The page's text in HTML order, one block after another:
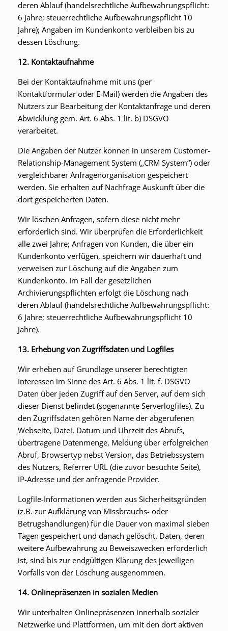
deren Ablauf (handelsrechtliche Aufbewahrungspflicht:
6 Jahre; steuerrechtliche Aufbewahrungspflicht 10
Jahre); Angaben im Kundenkonto verbleiben bis zu
dessen Löschung.
12. Kontaktaufnahme
Bei der Kontaktaufnahme mit uns (per
Kontaktformular oder E-Mail) werden die Angaben des
Nutzers zur Bearbeitung der Kontaktanfrage und deren
Abwicklung gem. Art. 6 Abs. 1 lit. b) DSGVO
verarbeitet.
Die Angaben der Nutzer können in unserem Customer-
Relationship-Management System („CRM System“) oder
vergleichbarer Anfragenorganisation gespeichert
werden. Sie erhalten auf Nachfrage Auskunft über die
dort gespeicherten Daten.
Wir löschen Anfragen, sofern diese nicht mehr
erforderlich sind. Wir überprüfen die Erforderlichkeit
alle zwei Jahre; Anfragen von Kunden, die über ein
Kundenkonto verfügen, speichern wir dauerhaft und
verweisen zur Löschung auf die Angaben zum
Kundenkonto. Im Fall der gesetzlichen
Archivierungspflichten erfolgt die Löschung nach
deren Ablauf (handelsrechtliche Aufbewahrungspflicht:
6 Jahre; steuerrechtliche Aufbewahrungspflicht 10
Jahre).
13. Erhebung von Zugriffsdaten und Logfiles
Wir erheben auf Grundlage unserer berechtigten
Interessen im Sinne des Art. 6 Abs. 1 lit. f. DSGVO
Daten über jeden Zugriff auf den Server, auf dem sich
dieser Dienst befindet (sogenannte Serverlogfiles). Zu
den Zugriffsdaten gehören Name der abgerufenen
Webseite, Datei, Datum und Uhrzeit des Abrufs,
übertragene Datenmenge, Meldung über erfolgreichen
Abruf, Browsertyp nebst Version, das Betriebssystem
des Nutzers, Referrer URL (die zuvor besuchte Seite),
IP-Adresse und der anfragende Provider.
Logfile-Informationen werden aus Sicherheitsgründen
(z.B. zur Aufklärung von Missbrauchs- oder
Betrugshandlungen) für die Dauer von maximal sieben
Tagen gespeichert und danach gelöscht. Daten, deren
weitere Aufbewahrung zu Beweiszwecken erforderlich
ist, sind bis zur endgültigen Klärung des jeweiligen
Vorfalls von der Löschung ausgenommen.
14. Onlinepräsenzen in sozialen Medien
Wir unterhalten Onlinepräsenzen innerhalb sozialer
Netzwerke und Plattformen, um mit den dort aktiven